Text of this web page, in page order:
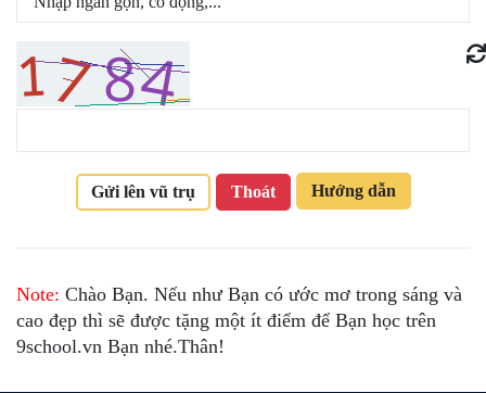
Gửi lên vũ trụ Thoát Hướng dẫn
Note: Chào Bạn. Nếu như Bạn có ước mơ trong sáng và
cao đẹp thì sẽ được tặng một ít điểm để Bạn học trên
9school.vn Bạn nhé.Thân!